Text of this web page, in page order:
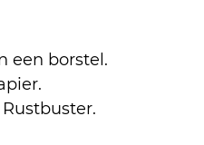
een borstel.